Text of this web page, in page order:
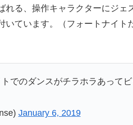
れる、操作キャラクターにジェ
いています。（フォートナイト
でのダンスがチラホラあってビ
January 6, 2019